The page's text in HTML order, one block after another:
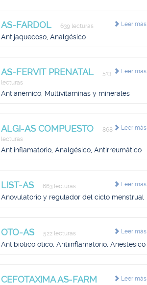
Leer más
AS-FARDOL 639 lecturas
Antijaquecoso, Analgésico
Leer más
AS-FERVIT PRENATAL
513
lecturas
Antianémico, Multivitaminas y minerales
Leer más
ALGI-AS COMPUESTO
868
lecturas
Antiinflamatorio, Analgésico, Antirreumático
Leer más
LIST-AS 663 lecturas
Anovulatorio y regulador del ciclo menstrual
Leer más
OTO-AS 522 lecturas
Antibiótico ótico, Antiinflamatorio, Anestésico
Leer más
CEFOTAXIMA AS-FARM